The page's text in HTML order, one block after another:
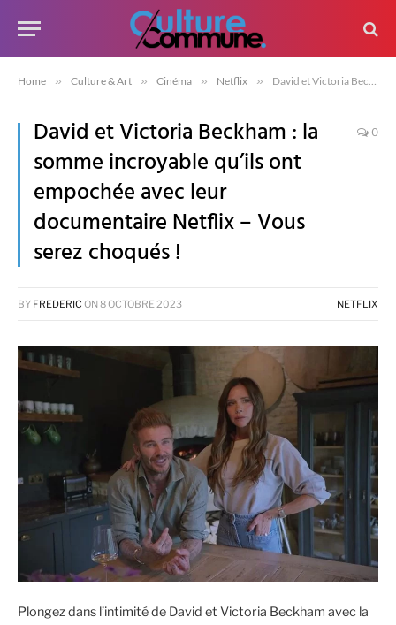
Home » Culture & Art » Cinéma » Netflix » David et Victoria Beckham : la somme incroyable qu’ils ont empochée avec leur documentaire Netflix – Vous serez choqués !
David et Victoria Beckham : la
somme incroyable qu’ils ont
empochée avec leur
documentaire Netflix – Vous
serez choqués !
0
BY FREDERIC ON 8 OCTOBRE 2023 NETFLIX
Plongez dans l’intimité de David et Victoria Beckham avec la